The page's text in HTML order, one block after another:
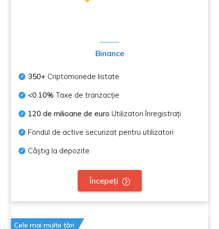
Binance
350+ Criptomonede listate
<0.10% Taxe de tranzacție
120 de milioane de euro Utilizatori înregistrați
Fondul de active securizat pentru utilizatori
Câștig la depozite
Începeți
Cele mai multe țări